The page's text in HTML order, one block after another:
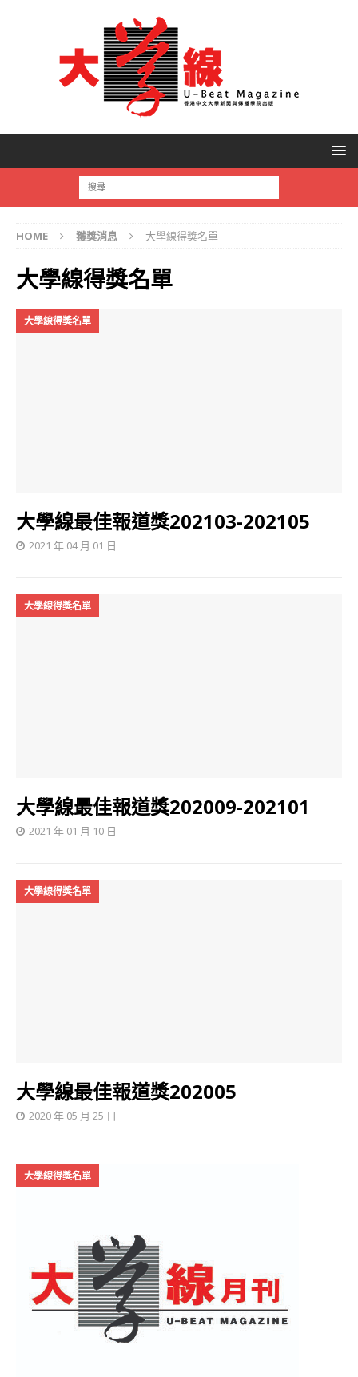
HOME 獲獎消息 大學線得獎名單
大學線得獎名單
大學線得獎名單
大學線最佳報道獎202103-202105
2021 年 04 月 01 日
大學線得獎名單
大學線最佳報道獎202009-202101
2021 年 01 月 10 日
大學線得獎名單
大學線最佳報道獎202005
2020 年 05 月 25 日
大學線得獎名單